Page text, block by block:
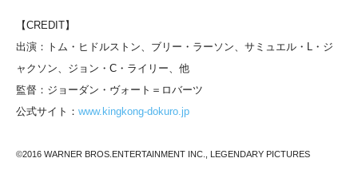
【CREDIT】
出演：トム・ヒドルストン、ブリー・ラーソン、サミュエル・L・ジ
ャクソン、ジョン・C・ライリー、他
監督：ジョーダン・ヴォート＝ロバーツ
公式サイト： www.kingkong-dokuro.jp
©2016 WARNER BROS.ENTERTAINMENT INC., LEGENDARY PICTURES